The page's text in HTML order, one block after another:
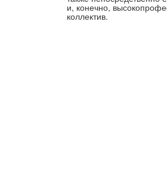
и, конечно,
коллектив.